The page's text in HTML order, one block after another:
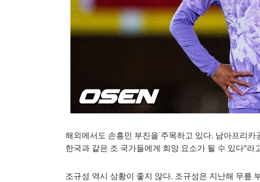
해외에서도 손흥민 부진을 주목하고 있다. 남아프리
한국과 같은 조 국가들에게 희망 요소가 될 수 있다"라
조규성 역시 상황이 좋지 않다. 조규성은 지난해 무릎